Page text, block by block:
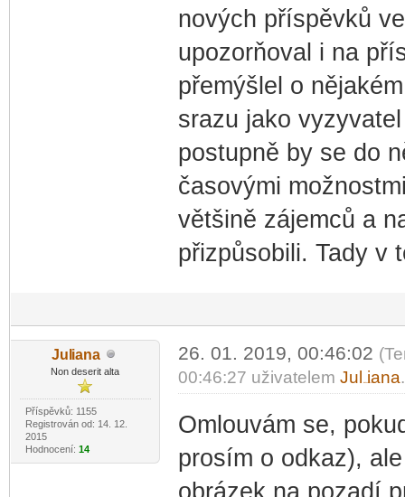
nových příspěvků
upozorňoval i na
přemýšlel o
srazu jako
postupně by se do
časovými
většině zájemců a
přizpůsobili. Tady v
Juliana
Non deserit alta
Příspěvků: 1155
Registrován od: 14. 12.
2015
Hodnocení: 14
26. 01. 2019, 00:46:02
00:46:27 uživatelem Jul iana
Omlouvám se,
prosím o odkaz),
obrázek na pozadí